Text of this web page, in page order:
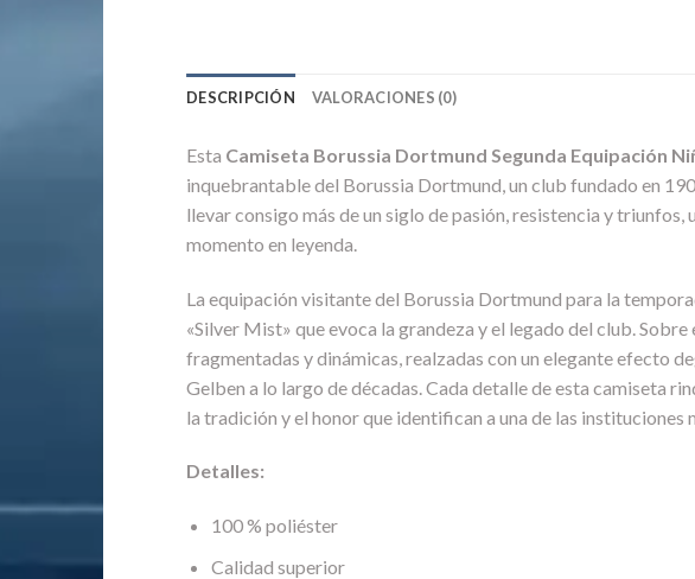
DESCRIPCIÓN VALORACIONES (0)
Esta Camiseta Borussia Dortmund Segunda Equipación
inquebrantable del Borussia Dortmund, un club fundado en
llevar consigo más de un siglo de pasión, resistencia y
momento en leyenda.
La equipación visitante del Borussia Dortmund para la
«Silver Mist» que evoca la grandeza y el legado del club.
fragmentadas y dinámicas, realzadas con un elegante efecto
Gelben a lo largo de décadas. Cada detalle de esta camiseta
la tradición y el honor que identifican a una de las instituciones
Detalles:
100 % poliéster
Calidad superior